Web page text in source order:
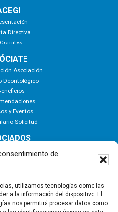
de
utilizamos tecnologías como las
a la información del dispositivo. El
nos permitirá procesar datos como
Directiva
Comités
Asociación
Deontológico
y Eventos
Solicitud
Privada
de Prensa
Noticias